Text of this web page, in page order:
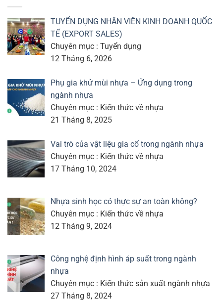
TUYỂN DỤNG NHÂN VIÊN KINH DOANH QUỐC
TẾ (EXPORT SALES)
Chuyên mục : Tuyển dụng
12 Tháng 6, 2026
Phụ gia khử mùi nhựa – Ứng dụng trong
ngành nhựa
Chuyên mục : Kiến thức về nhựa
21 Tháng 8, 2025
Vai trò của vật liệu gia cố trong ngành nhựa
Chuyên mục : Kiến thức về nhựa
17 Tháng 10, 2024
Nhựa sinh học có thực sự an toàn không?
Chuyên mục : Kiến thức về nhựa
12 Tháng 9, 2024
Công nghệ định hình áp suất trong ngành
nhựa
Chuyên mục : Kiến thức sản xuất ngành nhựa
27 Tháng 8, 2024